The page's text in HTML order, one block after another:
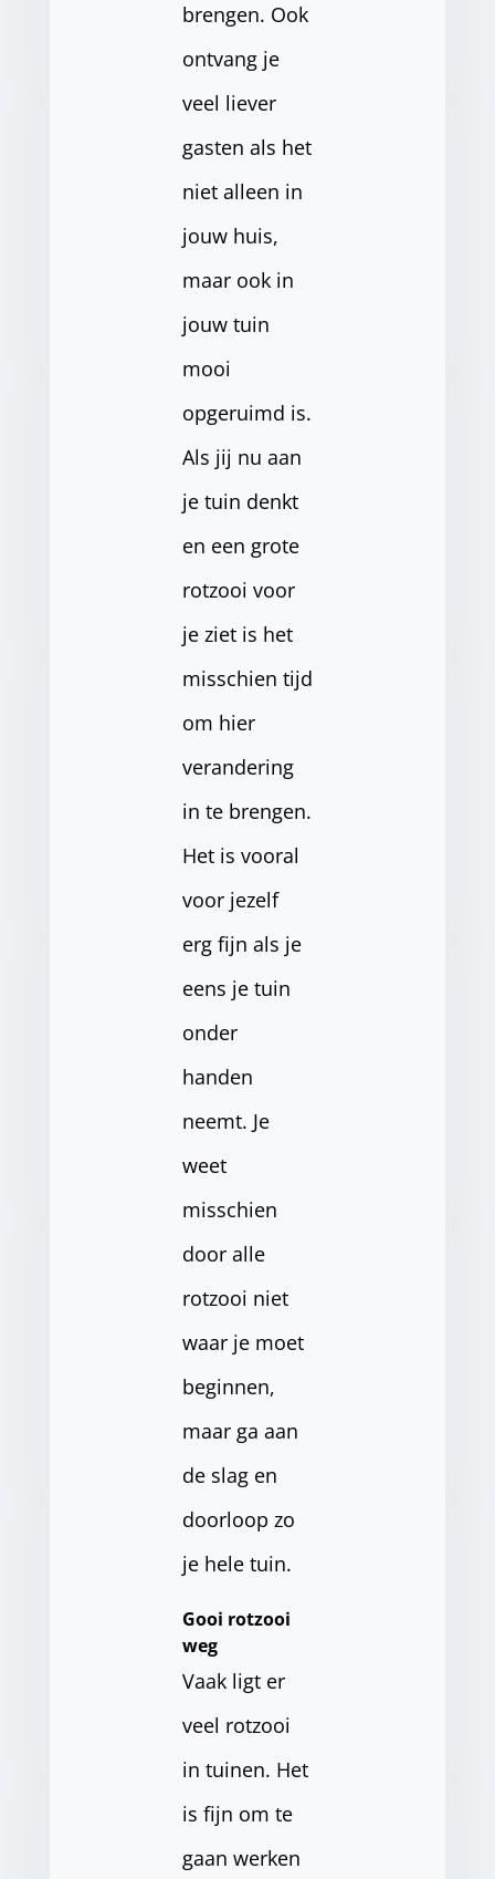
brengen. Ook
ontvang je
veel liever
gasten als het
niet alleen in
jouw huis,
maar ook in
jouw tuin
mooi
opgeruimd is.
Als jij nu aan
je tuin denkt
en een grote
rotzooi voor
je ziet is het
misschien tijd
om hier
verandering
in te brengen.
Het is vooral
voor jezelf
erg fijn als je
eens je tuin
onder
handen
neemt. Je
weet
misschien
door alle
rotzooi niet
waar je moet
beginnen,
maar ga aan
de slag en
doorloop zo
je hele tuin.
Gooi rotzooi
weg
Vaak ligt er
veel rotzooi
in tuinen. Het
is fijn om te
gaan werken